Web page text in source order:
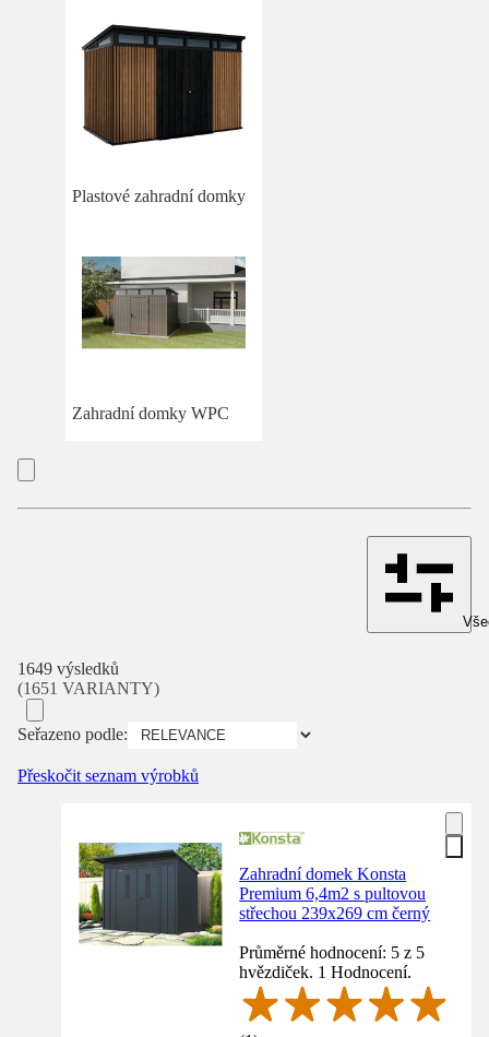
Plastové zahradní domky
Zahradní domky WPC
1649 výsledků
(1651 VARIANTY)
Seřazeno podle:
Přeskočit seznam výrobků
Zahradní domek Konsta
Premium 6,4m2 s pultovou
střechou 239x269 cm černý
Průměrné hodnocení: 5 z 5
hvězdiček. 1 Hodnocení.